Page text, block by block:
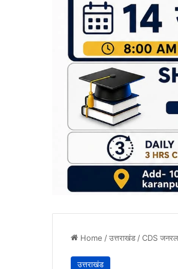
Home /उत्तराखंड/CDS जनरल
उत्तराखंड